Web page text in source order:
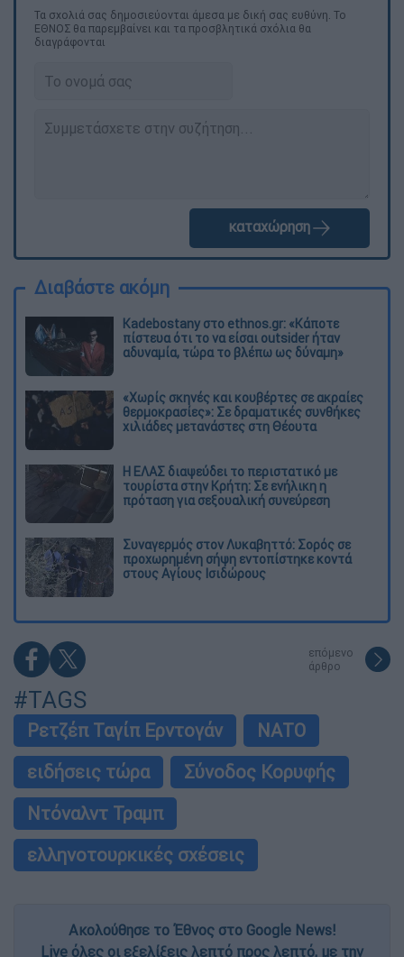
Τα σχολιά σας δημοσιεύονται άμεσα με δική σας ευθύνη. Το
ΕΘΝΟΣ θα παρεμβαίνει και τα προσβλητικά σχόλια θα
διαγράφονται
καταχώρηση
Διαβάστε ακόμη
Kadebostany στο ethnos.gr: «Κάποτε
πίστευα ότι το να είσαι outsider ήταν
αδυναμία, τώρα το βλέπω ως δύναμη»
«Χωρίς σκηνές και κουβέρτες σε ακραίες
θερμοκρασίες»: Σε δραματικές συνθήκες
χιλιάδες μετανάστες στη Θέουτα
Η ΕΛΑΣ διαψεύδει το περιστατικό με
τουρίστα στην Κρήτη: Σε ενήλικη η
πρόταση για σεξουαλική συνεύρεση
Συναγερμός στον Λυκαβηττό: Σορός σε
προχωρημένη σήψη εντοπίστηκε κοντά
στους Αγίους Ισιδώρους
επόμενο
άρθρο
#TAGS
Ρετζέπ Ταγίπ Ερντογάν
ΝΑΤΟ
ειδήσεις τώρα
Σύνοδος Κορυφής
Ντόναλντ Τραμπ
ελληνοτουρκικές σχέσεις
Ακολούθησε το Έθνος στο Google News!
Live όλες οι εξελίξεις λεπτό προς λεπτό, με την